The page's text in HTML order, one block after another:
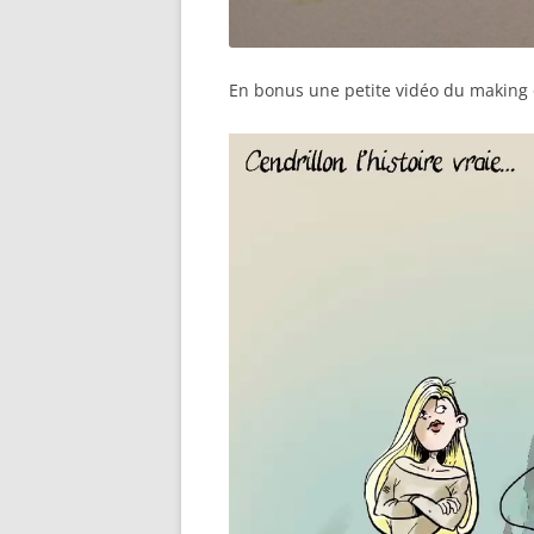
En bonus une petite vidéo du making